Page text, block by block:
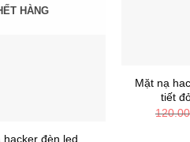
HÀNG
hacker đèn led
Mặt nạ
tiết